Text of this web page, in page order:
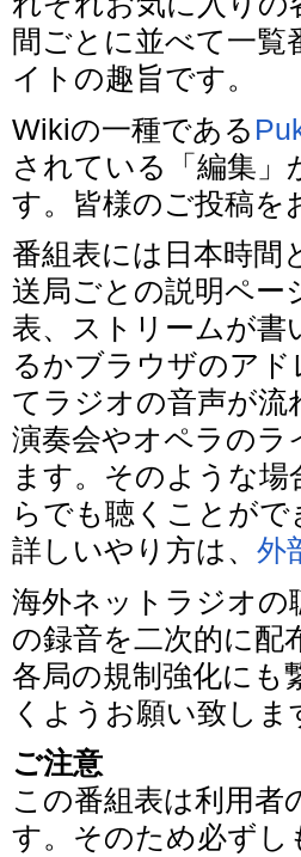
間ごとに並べて一
イトの趣旨です。
Wikiの一種である
されている「編集
す。皆様のご投稿を
番組表には日本時間
送局ごとの説明ペー
表、ストリームが
るかブラウザのア
てラジオの音声が流
演奏会やオペラのラ
ます。そのような
らでも聴くことがで
詳しいやり方は、外
海外ネットラジオの
の録音を二次的に配
各局の規制強化にも
くようお願い致しま
ご注意
この番組表は利用
す。そのため必ずし